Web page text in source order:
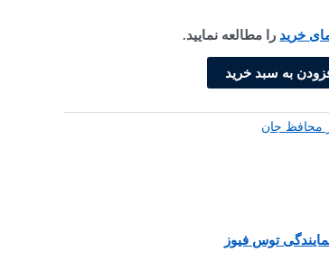
خرید را مطالعه نمایید.
به سبد خرید
محافظ جان
توس فیوز